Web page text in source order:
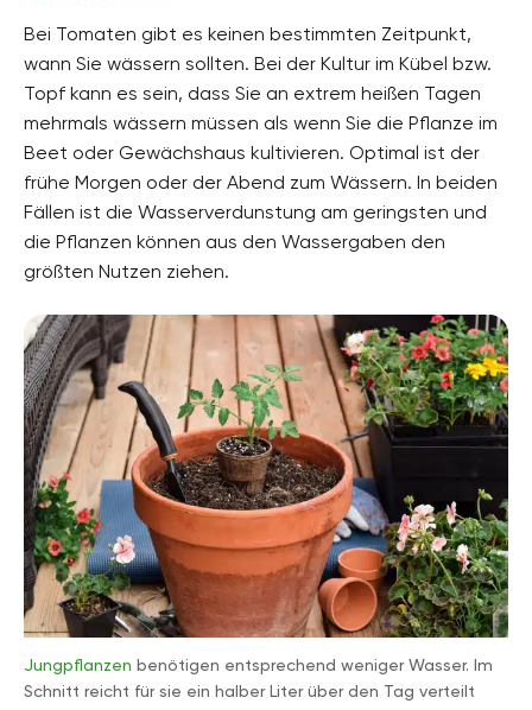
Bei Tomaten gibt es keinen bestimmten Zeitpunkt,
wann Sie wässern sollten. Bei der Kultur im Kübel bzw.
Topf kann es sein, dass Sie an extrem heißen Tagen
mehrmals wässern müssen als wenn Sie die Pflanze im
Beet oder Gewächshaus kultivieren. Optimal ist der
frühe Morgen oder der Abend zum Wässern. In beiden
Fällen ist die Wasserverdunstung am geringsten und
die Pflanzen können aus den Wassergaben den
größten Nutzen ziehen.
Jungpflanzen benötigen entsprechend weniger Wasser. Im
Schnitt reicht für sie ein halber Liter über den Tag verteilt